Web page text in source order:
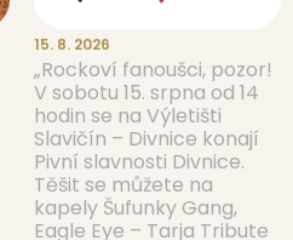
15. 8. 2026
„Rockoví fanoušci, pozor!
V sobotu 15. srpna od 14
hodin se na Výletišti
Slavičín – Divnice konají
Pivní slavnosti Divnice.
Těšit se můžete na
kapely Šufunky Gang,
Eagle Eye – Tarja Tribute